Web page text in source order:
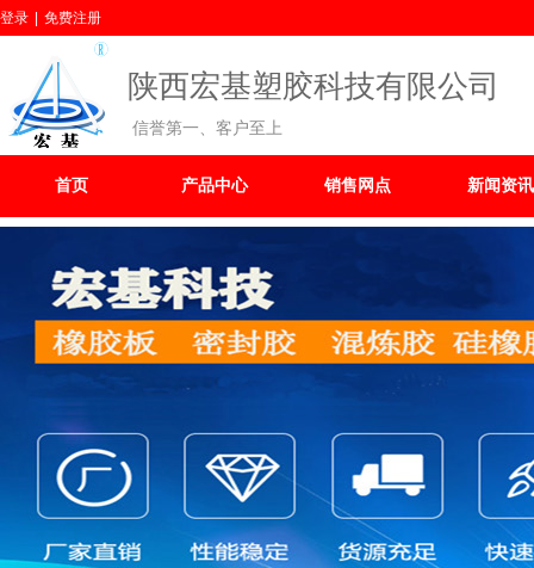
信誉第一、客户至上
陕西宏基塑胶科技有限公司
首页 产品中心 销售网点 新闻资讯
登录 免费注册